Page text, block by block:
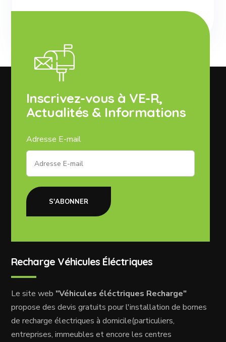
Inscrivez-vous à VE-R,
Actualités & Informations
Adresse E-mail
S'ABONNER
Recharge Véhicules Éléctriques
Le site web "Véhicules éléctriques Recharge"
propose des devis gratuits pour l'installation de bornes
de recharge électriques à domicile(particuliers,
entreprises, immeubles et encore les centres